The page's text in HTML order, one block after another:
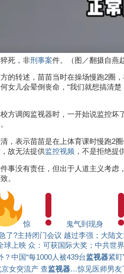
死，非刑事案件。（图／翻摄自燕
的转述，苗苗当时在操场慢跑2圈
女儿会晕倒丧命，“我们就想搞清
方调阅监视器时，一开始说监控
，表示苗苗是在上体育课时慢跑2
故无法提供监控视频 ，不是拒绝提
事没有责任，但出于人道主义考
。
惊 鬼气到现身
了?主持闭门会议 越过李强；大陆
球上映 众：可获国际大奖；中共世
？中国“每1000人被439台监视器紧
京女突流产 查监视器…惊见医师男友